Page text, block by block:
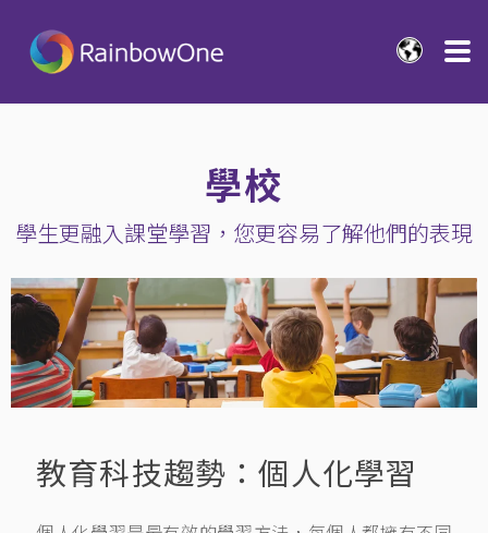
學校
學生更融入課堂學習，您更容易了解他們的表現
教育科技趨勢：個人化學習